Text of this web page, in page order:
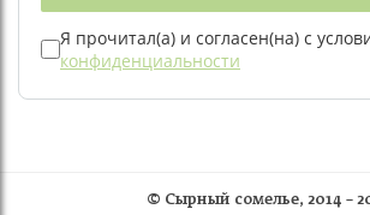
Я прочитал(а) и согласен(на) с
конфиденциальности
© Сырный сомелье, 2014 –